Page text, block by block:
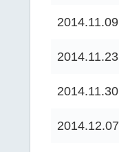
2014.11.09
2014.11.23
2014.11.30
2014.12.07